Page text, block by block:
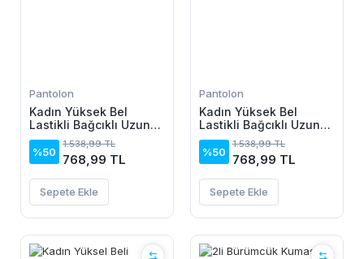
Pantolon
Kadın Yüksek Bel
Lastikli Bağcıklı Uzun
Geniş Kesim Detaylı
Krinkıl Pantolon
%50
1.538,99 TL
768,99 TL
Sepete Ekle
Pantolon
Kadın Yüksek Bel
Lastikli Bağcıklı Uzun
Geniş Kesim Detaylı
Krinkıl Pantolon
%50
1.538,99 TL
768,99 TL
Sepete Ekle